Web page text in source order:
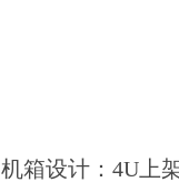
机箱设计：4U上